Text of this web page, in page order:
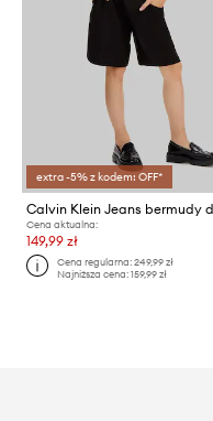
extra -5% z kodem: OFF*
Calvin Klein Jeans bermudy
Cena aktualna:
149,99 zł
Cena regularna:249,99 zł
Najniższa cena:159,99 zł